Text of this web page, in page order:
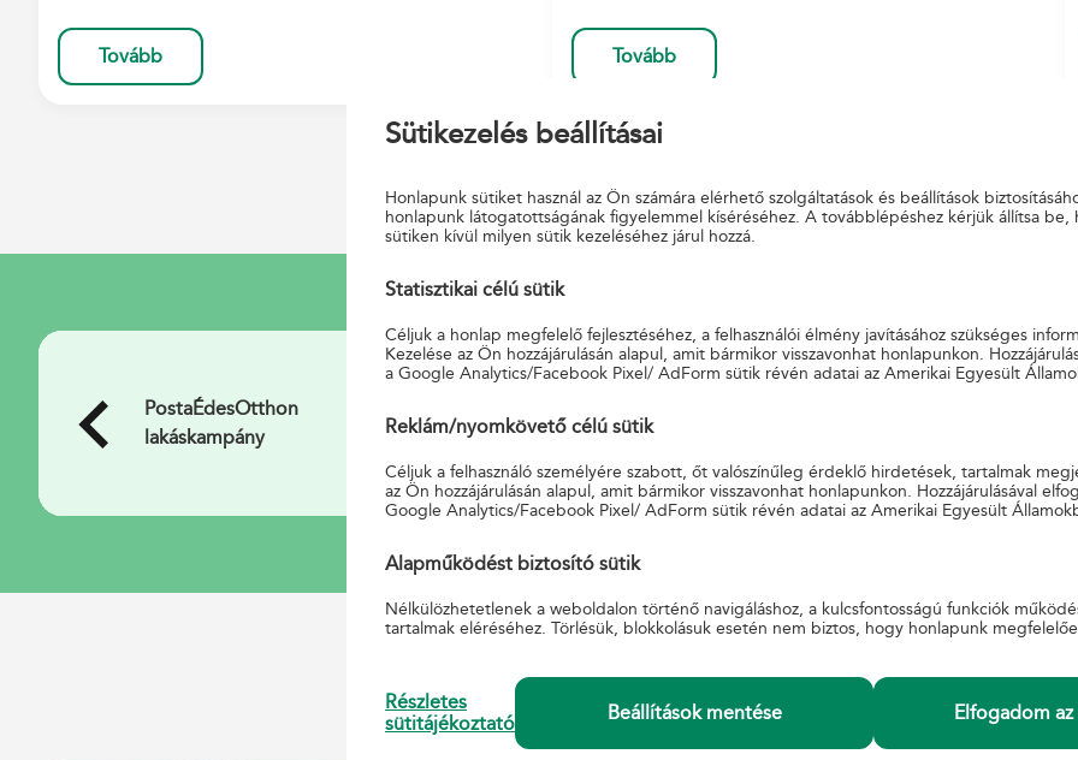
Tovább Tovább
Életbiztosítás
PostaÉdesOtthon
lakáskampány
PostaAutóŐr
gépjárműbiztosítási
MBH Partner Plusz
számlanyitási akció
MBH Diákszámla
akció
Játékoskártya
nyereményjáték
PostaUtasŐr
„Hosszúhétvége”
kedvezmény
PostaUtasŐr
„Hosszúhétvége”
kedvezmény
Fundamenta
Jövőépítő
Lakásszámla
Fundamenta Közös
Alap akció
Jövőtervező
nyereményjáték
PostaTrend
Lendület
One Tuti
feltöltőkártya SIM-
Fundamenta
Otthontervező
Lakásszámla
Fundamenta
jóváírási akció
PostaTrend
Jegyek, bérletek
Játékoskártya
regisztráció
Napi Mázli
SIM-kártya
értékesítés a Postán
Időpontfoglalás
Vásárolj Domino
kártyát a Postán!
Postafiók
eMeghatalmazás
eSzemélyi
Sütikezelés beállításai
Honlapunk sütiket használ az Ön számára elérhető szolgáltatások és beállítások
honlapunk látogatottságának figyelemmel kíséréséhez. A továbblépéshez kérjük állítsa be,
sütiken kívül milyen sütik kezeléséhez járul hozzá.
Statisztikai célú sütik
Céljuk a honlap megfelelő fejlesztéséhez, a felhasználói élmény javításához szükséges
Kezelése az Ön hozzájárulásán alapul, amit bármikor visszavonhat honlapunkon.
a Google Analytics/Facebook Pixel/ AdForm sütik révén adatai az Amerikai Egyesült
Reklám/nyomkövető célú sütik
Céljuk a felhasználó személyére szabott, őt valószínűleg érdeklő hirdetések, tartalmak
az Ön hozzájárulásán alapul, amit bármikor visszavonhat honlapunkon. Hozzájárulásával
Google Analytics/Facebook Pixel/ AdForm sütik révén adatai az Amerikai Egyesült
Alapműködést biztosító sütik
Nélkülözhetetlenek a weboldalon történő navigáláshoz, a kulcsfontosságú funkciók
tartalmak eléréséhez. Törlésük, blokkolásuk esetén nem biztos, hogy honlapunk
Részletes
sütitájékoztató
Beállítások mentése Elfogadom az